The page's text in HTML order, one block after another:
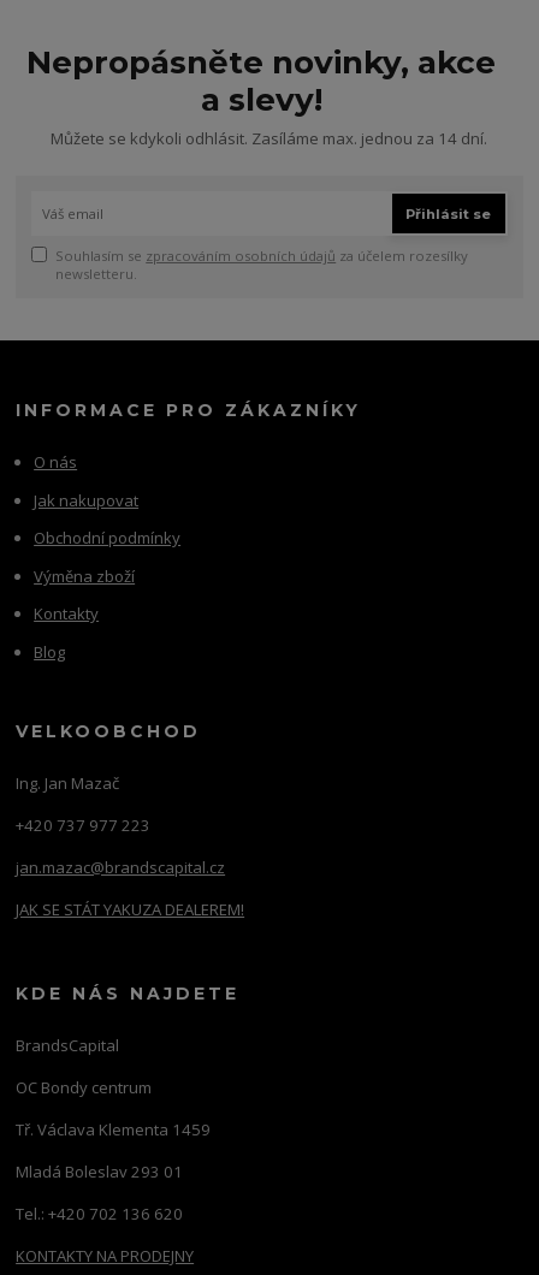
Nepropásněte novinky, akce
a slevy!
Můžete se kdykoli odhlásit. Zasíláme max. jednou za 14 dní.
Přihlásit se
Souhlasím se zpracováním osobních údajů za účelem rozesílky
newsletteru.
INFORMACE PRO ZÁKAZNÍKY
O nás
Jak nakupovat
Obchodní podmínky
Výměna zboží
Kontakty
Blog
VELKOOBCHOD
Ing. Jan Mazač
+420 737 977 223
jan.mazac@brandscapital.cz
JAK SE STÁT YAKUZA DEALEREM!
KDE NÁS NAJDETE
BrandsCapital
OC Bondy centrum
Tř. Václava Klementa 1459
Mladá Boleslav 293 01
Tel.: +420 702 136 620
KONTAKTY NA PRODEJNY